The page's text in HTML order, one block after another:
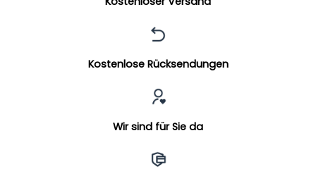
Kostenlose Rücksendungen
Wir sind für Sie da